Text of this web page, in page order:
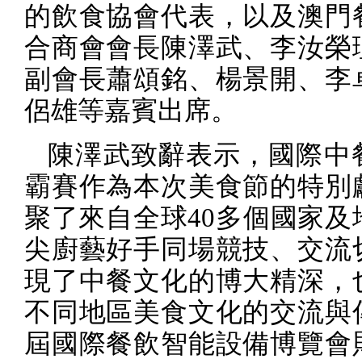
的飲食協會代表，以及澳門
合商會會長陳澤武、李汝榮
副會長蕭頌銘、楊景開、李
侶雄等嘉賓出席。
陳澤武致辭表示，國際中
霸賽作為本次美食節的特別
聚了來自全球40多個國家及
尖廚藝好手同場競技、交流
現了中餐文化的博大精深，
不同地區美食文化的交流與
屆國際餐飲智能設備博覽會